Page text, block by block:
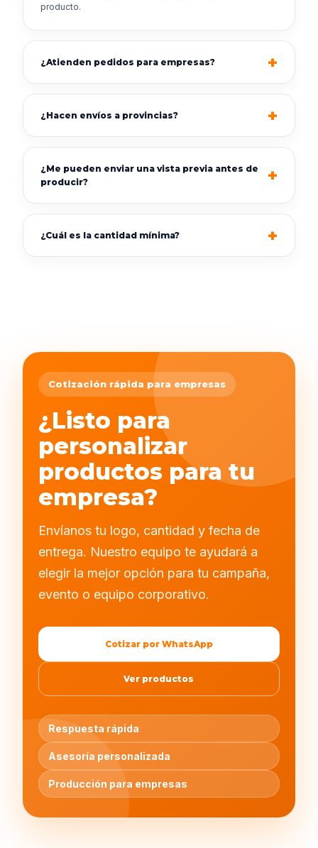
producto.
¿Atienden pedidos para empresas?
¿Hacen envíos a provincias?
¿Me pueden enviar una vista previa antes de
producir?
¿Cuál es la cantidad mínima?
Cotización rápida para empresas
¿Listo para
personalizar
productos para tu
empresa?
Envíanos tu logo, cantidad y fecha de
entrega. Nuestro equipo te ayudará a
elegir la mejor opción para tu campaña,
evento o equipo corporativo.
Cotizar por WhatsApp
Ver productos
Respuesta rápida
Asesoría personalizada
Producción para empresas